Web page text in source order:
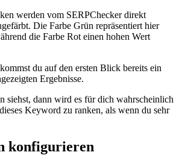
werden vom SERPChecker direkt
Die Farbe Grün repräsentiert hier
die Farbe Rot einen hohen Wert
du auf den ersten Blick bereits ein
Ergebnisse.
siehst, dann wird es für dich wahrscheinlich
Keyword zu ranken, als wenn du sehr
konfigurieren